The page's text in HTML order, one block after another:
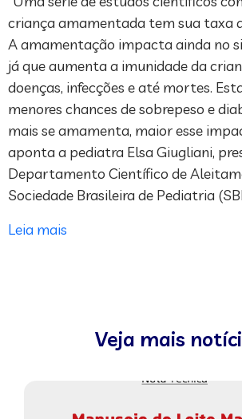
criança amamentada tem sua taxa
A amamentação impacta ainda no
já que aumenta a imunidade da
doenças, infecções e até mortes.
menores chances de sobrepeso e
mais se amamenta, maior esse
aponta a pediatra Elsa Giugliani,
Departamento Científico de
Sociedade Brasileira de Pediatria
Leia mais
Veja mais